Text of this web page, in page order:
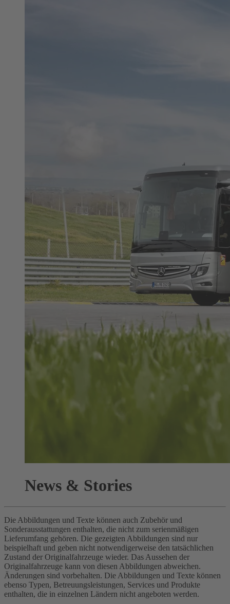
News & Stories
Die Abbildungen und Texte können auch Zubehör und
Sonderausstattungen enthalten, die nicht zum serienmäßigen
Lieferumfang gehören. Die gezeigten Abbildungen sind nur
beispielhaft und geben nicht notwendigerweise den tatsächlichen
Zustand der Originalfahrzeuge wieder. Das Aussehen der
Originalfahrzeuge kann von diesen Abbildungen abweichen.
Änderungen sind vorbehalten. Die Abbildungen und Texte können
ebenso Typen, Betreuungsleistungen, Services und Produkte
enthalten, die in einzelnen Ländern nicht angeboten werden.